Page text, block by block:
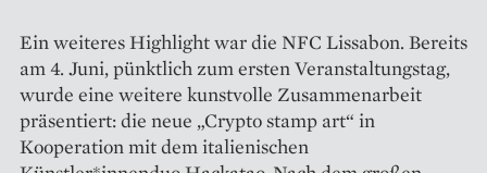
Ein weiteres Highlight war die NFC Lissabon. Bereits
am 4. Juni, pünktlich zum ersten Veranstaltungstag,
wurde eine weitere kunstvolle Zusammenarbeit
präsentiert: die neue „Crypto stamp art“ in
Kooperation mit dem italienischen